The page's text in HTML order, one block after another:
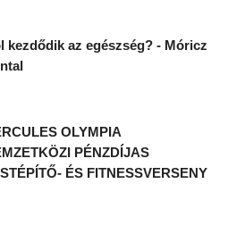
kezdődik az egészség? - Móricz
OLYMPIA
PÉNZDÍJAS
ÉS FITNESSVERSENY